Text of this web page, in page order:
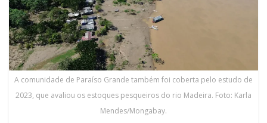
A comunidade de Paraíso Grande também foi coberta pelo estudo de
2023, que avaliou os estoques pesqueiros do rio Madeira. Foto: Karla
Mendes/Mongabay.